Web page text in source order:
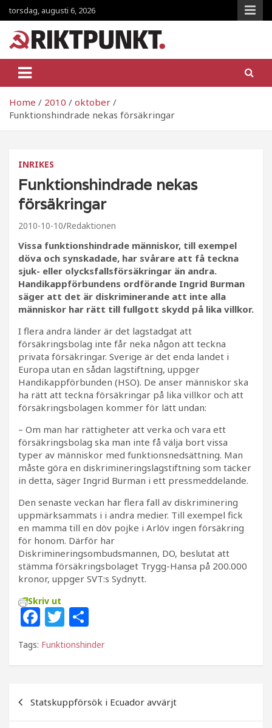
Skip
to
content
torsdag, augusti 6, 2026
RiktpunKt.nu
Home 2010
oktober
Funktionshindrade nekas försäkringar
INRIKES
Funktionshindrade nekas
försäkringar
2010-10-10 Redaktionen
Vissa funktionshindrade människor, till exempel
döva och synskadade, har svårare att få teckna
sjuk- eller olycksfallsförsäkringar än andra.
Handikappförbundens ordförande Ingrid Burman
säger att det är diskriminerande att inte alla
människor har rätt till fullgott skydd på lika villkor.
I flera andra länder är det lagstadgat att
försäkringsbolag inte får neka någon att teckna
privata försäkringar. Sverige är det enda landet i
Europa utan en sådan lagstiftning, uppger
Handikappförbunden (HSO). De anser människor ska
ha rätt att teckna försäkringar på lika villkor och att
försäkringsbolagen kommer för lätt undan:
– Om man har rättigheter att verka och vara ett
försäkringsbolag ska man inte få välja bort vissa
typer av människor med funktionsnedsättning. Man
måste göra en diskrimineringslagstiftning som täcker
in detta, säger Ingrid Burman i ett pressmeddelande.
Den senaste veckan har flera fall av diskriminering
uppmärksammats i i andra medier. Till exempel fick
en mamma till en döv pojke i Arlöv ingen försäkring
för honom. Därför har
Diskrimineringsombudsmannen, DO, beslutat att
stämma försäkringsbolaget Trygg-Hansa på 200.000
kronor, uppger SVT:s Sydnytt.
Skriv ut
F
a
c
e
b
o
T
w
itt
e
r
el
a
Tags: Funktionshinder
Statskuppförsök i Ecuador avvärjt